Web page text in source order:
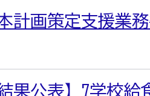
計画策定支援業
果公表】7学校